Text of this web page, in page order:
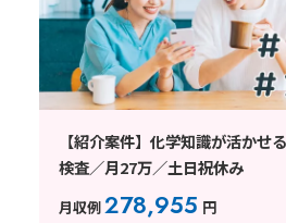
【紹介案件】化学知識が活かせ
検査／月27万／土日祝休み
月収例278,955 円